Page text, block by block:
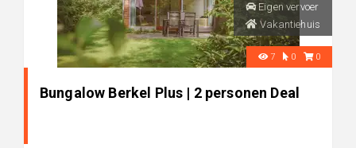
Eigen vervoer
Vakantiehuis
7 0 0
Bungalow Berkel Plus | 2 personen Deal